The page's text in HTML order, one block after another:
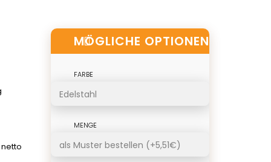
MÖGLICHE OPTIONEN
FARBE
MENGE